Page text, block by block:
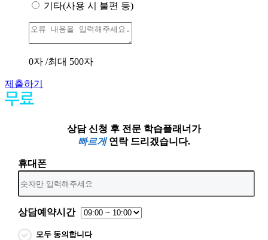
기타(사용 시 불편 등)
0자 /최대 500자
제출하기
상담 신청 후 전문 학습플래너가
빠르게연락 드리겠습니다.
휴대폰
상담예약시간
모두 동의합니다